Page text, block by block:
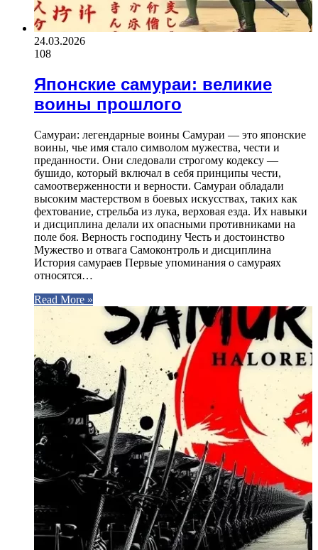
24.03.2026
108
Японские самураи: великие
воины прошлого
Самураи: легендарные воины Самураи — это японские
воины, чье имя стало символом мужества, чести и
преданности. Они следовали строгому кодексу —
бушидо, который включал в себя принципы чести,
самоотверженности и верности. Самураи обладали
высоким мастерством в боевых искусствах, таких как
фехтование, стрельба из лука, верховая езда. Их навыки
и дисциплина делали их опасными противниками на
поле боя. Верность господину Честь и достоинство
Мужество и отвага Самоконтроль и дисциплина
История самураев Первые упоминания о самураях
относятся…
Read More »